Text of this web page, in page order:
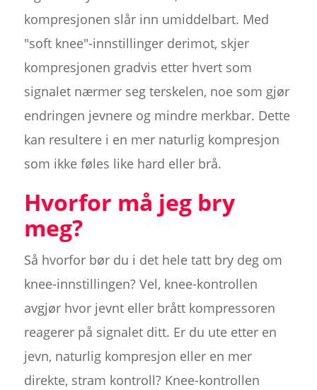
kompresjonen slår inn umiddelbart. Med
"soft knee"-innstillinger derimot, skjer
kompresjonen gradvis etter hvert som
signalet nærmer seg terskelen, noe som gjør
endringen jevnere og mindre merkbar. Dette
kan resultere i en mer naturlig kompresjon
som ikke føles like hard eller brå.
Hvorfor må jeg bry
meg?
Så hvorfor bør du i det hele tatt bry deg om
knee-innstillingen? Vel, knee-kontrollen
avgjør hvor jevnt eller brått kompressoren
reagerer på signalet ditt. Er du ute etter en
jevn, naturlig kompresjon eller en mer
direkte, stram kontroll? Knee-kontrollen